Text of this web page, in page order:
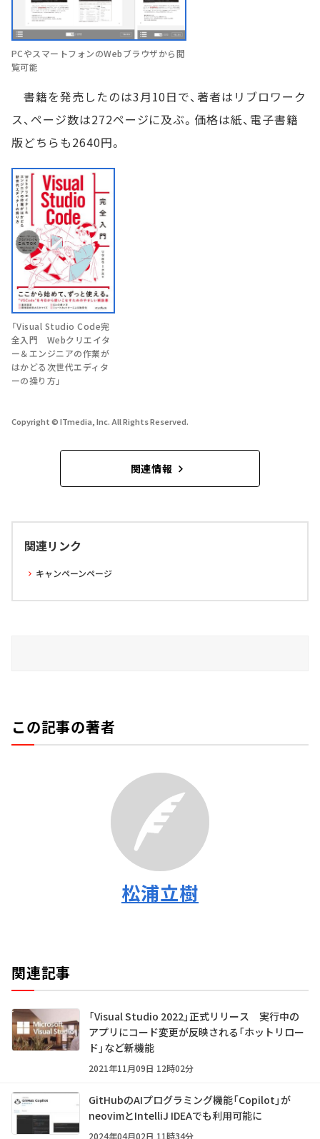
PCやスマートフォンのWebブラウザから閲
覧可能
書籍を発売したのは3月10日で、著者はリブロワーク
ス、ページ数は272ページに及ぶ。価格は紙、電子書籍
版どちらも2640円。
「Visual Studio Code完
全入門 Webクリエイタ
ー＆エンジニアの作業が
はかどる次世代エディタ
ーの操り方」
Copyright © ITmedia, Inc. All Rights Reserved.
関連情報
関連リンク
キャンペーンページ
この記事の著者
松浦立樹
関連記事
「Visual Studio 2022」正式リリース 実行中の
アプリにコード変更が反映される「ホットリロー
ド」など新機能
2021年11月09日 12時02分
GitHubのAIプログラミング機能「Copilot」が
neovimとIntelliJ IDEAでも利用可能に
2024年04月02日 11時34分